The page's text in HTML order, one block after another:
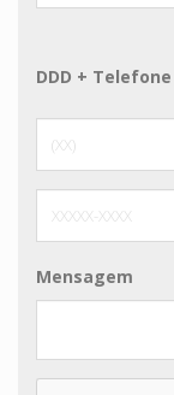
DDD + Telefone
Mensagem